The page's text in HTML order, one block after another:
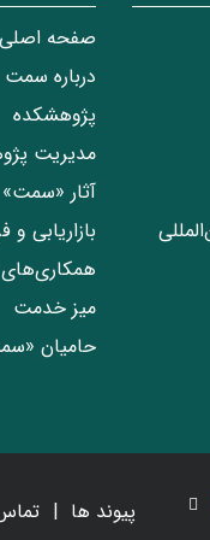
صفحه اصلی
درباره سمت
پژوهشکده
مدیریت
آثار «سمت»
بازاریابی
میز خدمت
حامیان
پیوند ها